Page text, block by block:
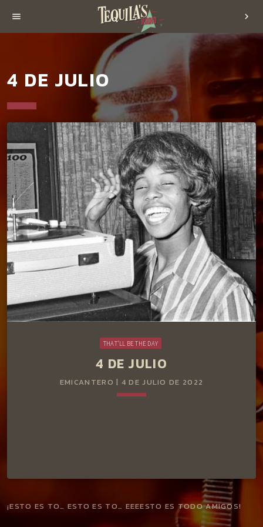
menu chevron_right
4 DE JULIO
THAT'LL BE THE DAY
4 DE JULIO
EMICANTERO | 4 DE JULIO DE 2022
¡ESTO ES TO… ESTO ES TO… EEEESTO ES TODO AMIGOS!